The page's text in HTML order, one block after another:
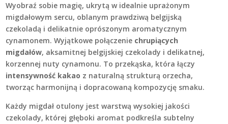
Wyobraź sobie magię, ukrytą w idealnie uprażonym
migdałowym sercu, oblanym prawdziwą belgijską
czekoladą i delikatnie oprószonym aromatycznym
cynamonem. Wyjątkowe połączenie chrupiących
migdałów, aksamitnej belgijskiej czekolady i delikatnej,
korzennej nuty cynamonu. To przekąska, która łączy
intensywność kakao z naturalną strukturą orzecha,
tworząc harmonijną i dopracowaną kompozycję smaku.
Każdy migdał otulony jest warstwą wysokiej jakości
czekolady, której głęboki aromat podkreśla subtelny